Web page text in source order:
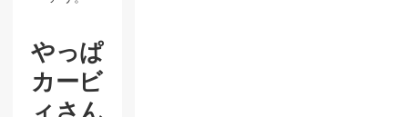
やっぱ
カービ
ィさん